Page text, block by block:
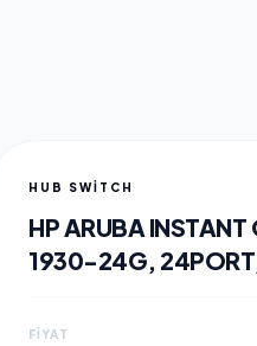
HUB SWITCH
HP ARUBA
1930-24G,
YÖNETILEBILIR,
FIYAT